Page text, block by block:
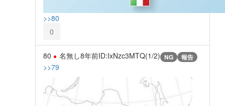
>>80
0
80 名無し8年前ID:IxNzc3MTQ(1/2) NG 報告
>>79